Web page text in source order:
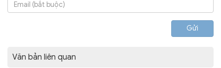
Gửi
Văn bản liên quan